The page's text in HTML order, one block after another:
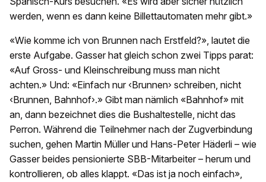
werden, wenn es dann keine Billettautomaten mehr gibt.»
«Wie komme ich von Brunnen nach Erstfeld?», lautet die
erste Aufgabe. Gasser hat gleich schon zwei Tipps parat:
«Auf Gross- und Kleinschreibung muss man nicht
achten.» Und: «Einfach nur ‹Brunnen› schreiben, nicht
‹Brunnen, Bahnhof›.» Gibt man nämlich «Bahnhof» mit
an, dann bezeichnet dies die Bushaltestelle, nicht das
Perron. Während die Teilnehmer nach der Zugverbindung
suchen, gehen Martin Müller und Hans-Peter Häderli – wie
Gasser beides pensionierte SBB-Mitarbeiter – herum und
kontrollieren, ob alles klappt. «Das ist ja noch einfach»,